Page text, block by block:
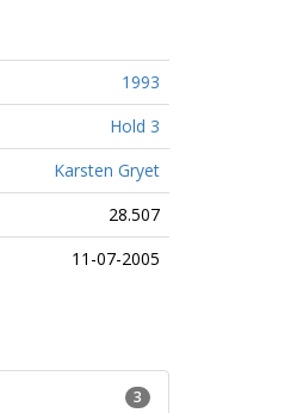
1993
Hold 3
Karsten Gryet
28.507
11-07-2005
3